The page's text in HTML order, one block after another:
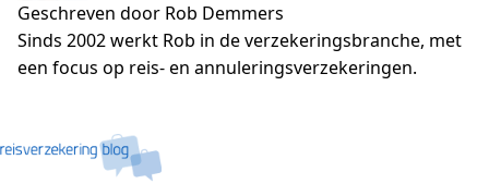
Geschreven door Rob Demmers
Sinds 2002 werkt Rob in de verzekeringsbranche, met
een focus op reis- en annuleringsverzekeringen.